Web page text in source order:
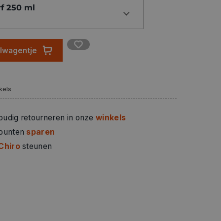
250 ml
retourneren in onzewinkels
sparen
steunen